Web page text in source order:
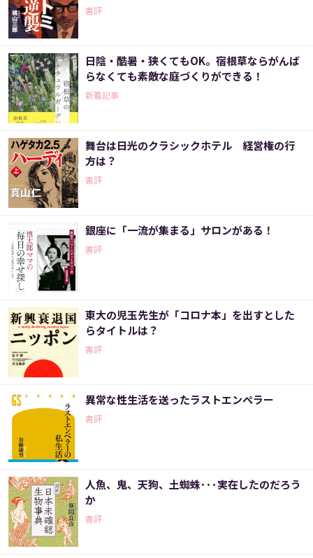
書評
日陰・酷暑・狭くてもOK。宿根草ならがんば
らなくても素敵な庭づくりができる！
新着記事
舞台は日光のクラシックホテル 経営権の行
方は？
書評
銀座に「一流が集まる」サロンがある！
書評
東大の児玉先生が「コロナ本」を出すとした
らタイトルは？
書評
異常な性生活を送ったラストエンペラー
書評
人魚、鬼、天狗、土蜘蛛･･･実在したのだろう
か
書評